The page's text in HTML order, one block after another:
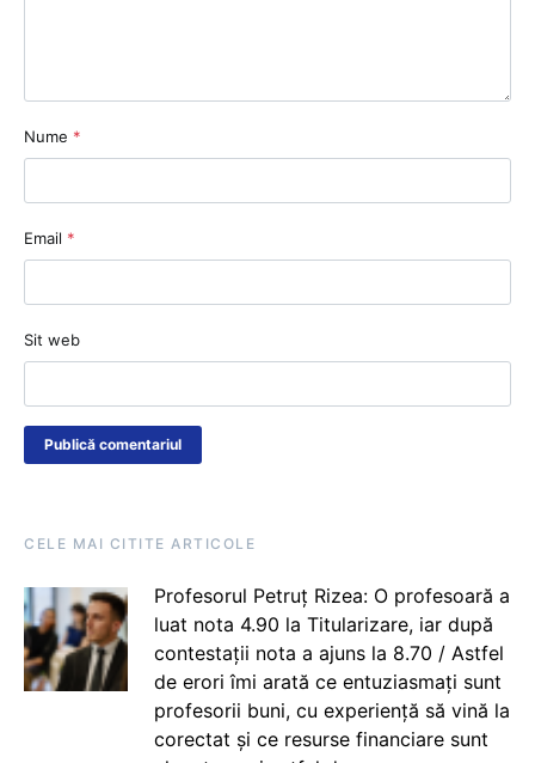
Nume *
Email *
Sit web
CELE MAI CITITE ARTICOLE
Profesorul Petruț Rizea: O profesoară a
luat nota 4.90 la Titularizare, iar după
contestații nota a ajuns la 8.70 / Astfel
de erori îmi arată ce entuziasmați sunt
profesorii buni, cu experiență să vină la
corectat și ce resurse financiare sunt